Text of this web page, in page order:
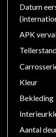
Aantal
Bouwjaar:
Aantal
Datum
APK
Kleur
Bekleding
Aantal